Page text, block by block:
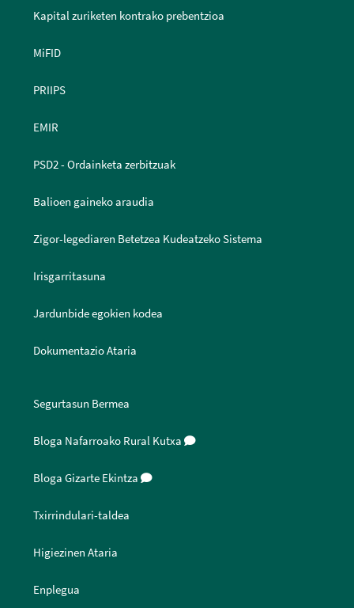
Kapital zuriketen kontrako prebentzioa
MiFID
PRIIPS
EMIR
PSD2 - Ordainketa zerbitzuak
Balioen gaineko araudia
Zigor-legediaren Betetzea Kudeatzeko Sistema
Irisgarritasuna
Jardunbide egokien kodea
Dokumentazio Ataria
Segurtasun Bermea
Bloga Nafarroako Rural Kutxa
Bloga Gizarte Ekintza
Txirrindulari-taldea
Higiezinen Ataria
Enplegua